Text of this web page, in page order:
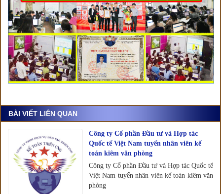
BÀI VIẾT LIÊN QUAN
Công ty Cổ phần Đầu tư và Hợp tác
Quốc tế Việt Nam tuyển nhân viên kế
toán kiêm văn phòng
Công ty Cổ phần Đầu tư và Hợp tác Quốc tế
Việt Nam tuyển nhân viên kế toán kiêm văn
phòng